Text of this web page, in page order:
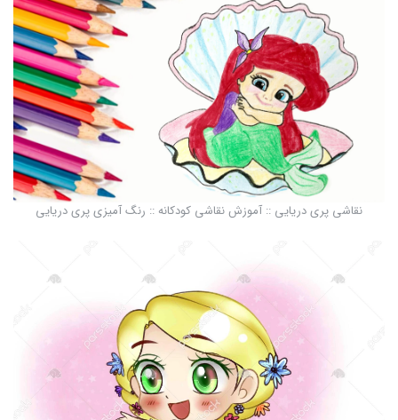
نقاشی پری دریایی :: آموزش نقاشی کودکانه :: رنگ آمیزی پری دریایی